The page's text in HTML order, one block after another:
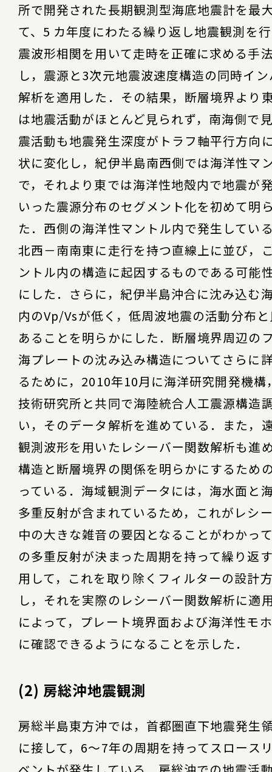
所で開発された長期観測型海底地震計を最
て、5 カ年度にわたる繰り返し地震観測を
震波形相関を用いて走時を正確に求める手
し，震源と3次元地震波速度構造の同時イ
解析を適用した．その結果，断層境界より
は地震活動がほとんど見られず，南海側で
震活動も地震発生深度がトラフ軸平行方向
状に変化し，紀伊半島南西側では海洋性マ
で，それより東では海洋性地殻内で地震が
いった震源分布のセグメント化を初めて明
た．西側の海洋性マントル内で発生してい
北西－南南東に走行を持つ直線上に並び，
ントル内の構造に起因するものである可能
にした．さらに，紀伊半島沖合に沈み込む
内のVp/Vsが低く，低周波地震の活動分布
あることを明らかにした．断層境界周辺の
海プレートの沈み込み構造についてさらに
るために，2010年10月に海洋研究開発機構
技術研究所と共同で海陸統合人工震源構造
い，そのデータ解析を進めている．また，
観測波形を用いたレシーバー関数解析も進
構造と断層境界の関係を明らかにするため
っている．海域観測データには，海水面と
多重反射が含まれているため，これがレシ
中の大きな雑音の要因となることがわかっ
の多重反射が決まった周期を持って繰り返
用して，これを取り除くフィルターの設計
し，それを実際のレシーバー関数解析に適
によって，プレート境界面および海洋性モ
に確認できるようになることを示した．
(2) 房総沖地震観測
房総半島東方沖では，首都圏直下地震発生
に接して，6～7年の周期を持ってスロース